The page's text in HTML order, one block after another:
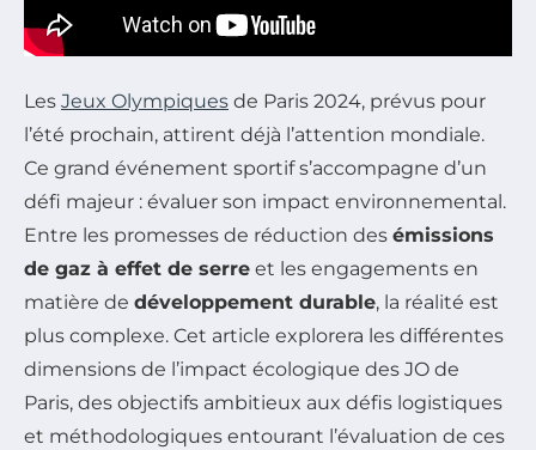
Les Jeux Olympiques de Paris 2024, prévus pour
l’été prochain, attirent déjà l’attention mondiale.
Ce grand événement sportif s’accompagne d’un
défi majeur : évaluer son impact environnemental.
Entre les promesses de réduction des émissions
de gaz à effet de serre et les engagements en
matière de développement durable, la réalité est
plus complexe. Cet article explorera les différentes
dimensions de l’impact écologique des JO de
Paris, des objectifs ambitieux aux défis logistiques
et méthodologiques entourant l’évaluation de ces